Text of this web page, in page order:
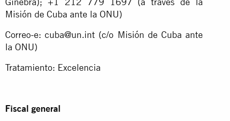
Misión de Cuba ante la ONU)
Correo-e:cuba@un.int (c/o Misión de Cuba ante
la ONU)
Tratamiento: Excelencia
Fiscal general